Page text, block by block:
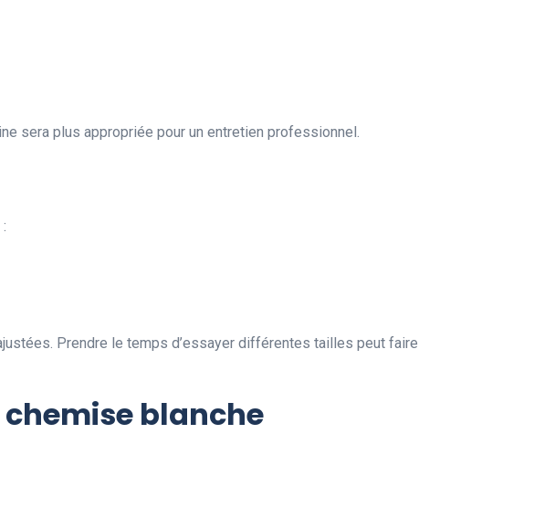
sera plus appropriée pour un entretien professionnel.
Prendre le temps d’essayer différentes tailles peut faire
blanche